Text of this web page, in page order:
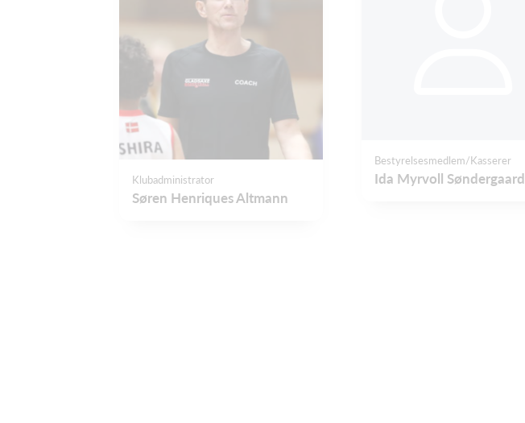
Klubadministrator
Søren Henriques Altmann
Bestyrelsesmedlem/Kasserer
Ida Myrvoll Søndergaard